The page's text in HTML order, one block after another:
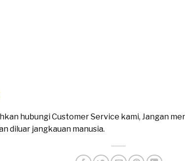
hubungi Customer Service kami, Jangan
diluar jangkauan manusia.